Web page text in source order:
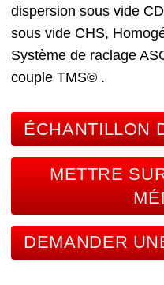
dispersion sous vide
sous vide CHS,
Système de raclage
couple TMS© .
ÉCHANTILLON
METTRE
DEMANDER